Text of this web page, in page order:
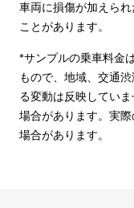
車両に損傷が加えら
ことがあります。
*サンプルの乗車料金
もので、地域、交通
る変動は反映してい
場合があります。実
場合があります。